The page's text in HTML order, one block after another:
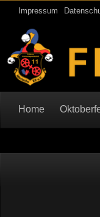
Impressum
Home